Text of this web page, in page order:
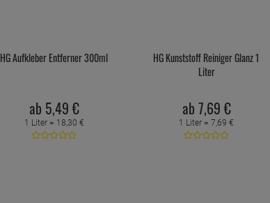
HG Aufkleber Entferner 300ml
ab 5,49 €
1 Liter = 18,30 €
HG Kunststoff Reiniger Glanz 1
Liter
ab 7,69 €
1 Liter =7,69 €